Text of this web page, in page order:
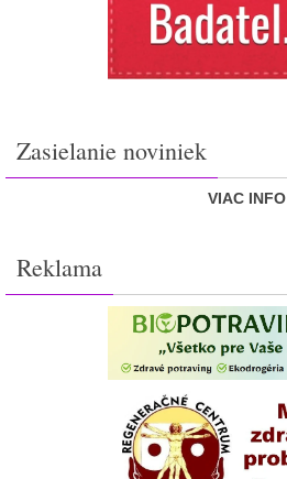
Zasielanie noviniek
VIAC INFO
Reklama